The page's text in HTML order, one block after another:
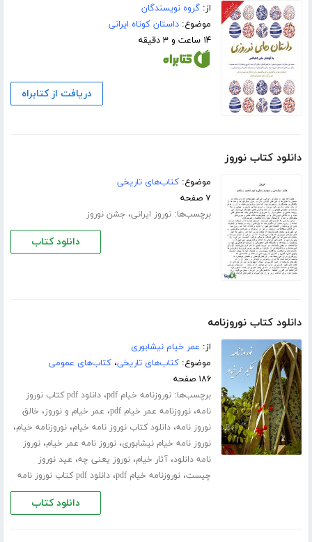
از:گروه نویسندگان
موضوع:داستان کوتاه ایرانی
۱۴ ساعت و ۳ دقیقه
دریافت از کتابراه
دانلود کتاب نوروز
موضوع:کتاب‌های تاریخی
۷ صفحه
برچسب‌ها:نوروز ایرانی، جشن نوروز
دانلود کتاب
دانلود کتاب نوروزنامه
از: عمر خیام نیشابوری
موضوع:کتاب‌های تاریخی،کتاب‌های عمومی
۱۸۶ صفحه
برچسب‌ها:نوروزنامه خیام pdf ،
دانلود pdf کتاب نوروز
نامه،نوروزنامه عمر خیام pdf ، عمر خیام و نوروز، خالق
نوروز نامه،دانلود کتاب نوروز نامه خیام،نوروزنامه خیام،
نوروز نامه خیام نیشابوری،نوروز نامه عمر خیام،نوروز
نامه دانلود،آثار خیام،نوروز یعنی چه، عید نوروز
چیست،نوروزنامه خیام pdf ،دانلود pdf کتاب نوروز نامه
دانلود کتاب